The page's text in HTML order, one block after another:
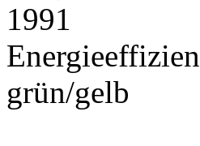
1991
grün/gelb